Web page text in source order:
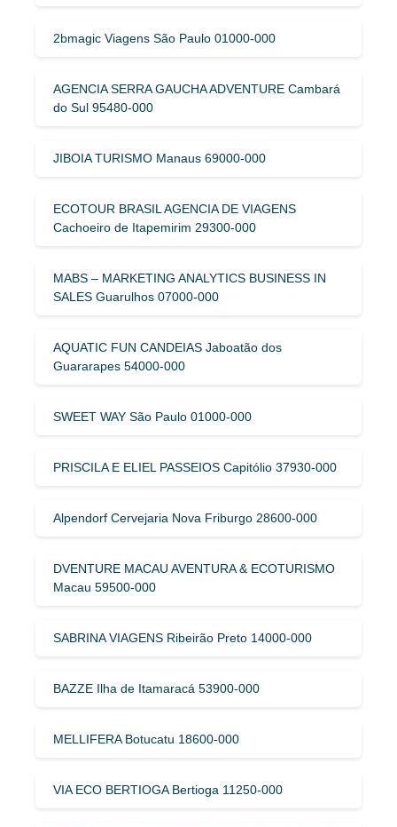
2bmagic Viagens São Paulo 01000-000
AGENCIA SERRA GAUCHA ADVENTURE Cambará
do Sul 95480-000
JIBOIA TURISMO Manaus 69000-000
ECOTOUR BRASIL AGENCIA DE VIAGENS
Cachoeiro de Itapemirim 29300-000
MABS – MARKETING ANALYTICS BUSINESS IN
SALES Guarulhos 07000-000
AQUATIC FUN CANDEIAS Jaboatão dos
Guararapes 54000-000
SWEET WAY São Paulo 01000-000
PRISCILA E ELIEL PASSEIOS Capitólio 37930-000
Alpendorf Cervejaria Nova Friburgo 28600-000
DVENTURE MACAU AVENTURA & ECOTURISMO
Macau 59500-000
SABRINA VIAGENS Ribeirão Preto 14000-000
BAZZE Ilha de Itamaracá 53900-000
MELLIFERA Botucatu 18600-000
VIA ECO BERTIOGA Bertioga 11250-000